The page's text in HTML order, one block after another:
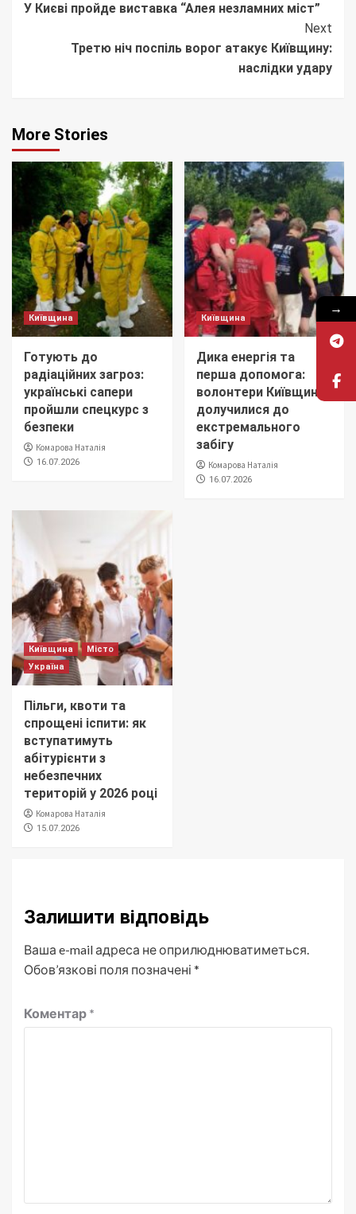
Reading
У Києві пройде виставка “Алея незламних міст”
Next
Третю ніч поспіль ворог атакує Київщину:
наслідки удару
More Stories
Київщина
Готують до
радіаційних загроз:
українські сапери
пройшли спецкурс з
безпеки
Комарова Наталія
16.07.2026
Київщина
Дика енергія та
перша допомога:
волонтери Київщини
долучилися до
екстремального
забігу
Комарова Наталія
16.07.2026
Київщина
Місто
Україна
Пільги, квоти та
спрощені іспити: як
вступатимуть
абітурієнти з
небезпечних
територій у 2026 році
Комарова Наталія
15.07.2026
Залишити відповідь
Ваша e-mail адреса не оприлюднюватиметься.
Обов’язкові поля позначені *
Коментар *
→